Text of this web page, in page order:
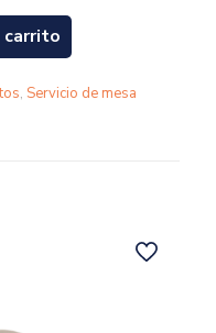
carrito
, Servicio de mesa